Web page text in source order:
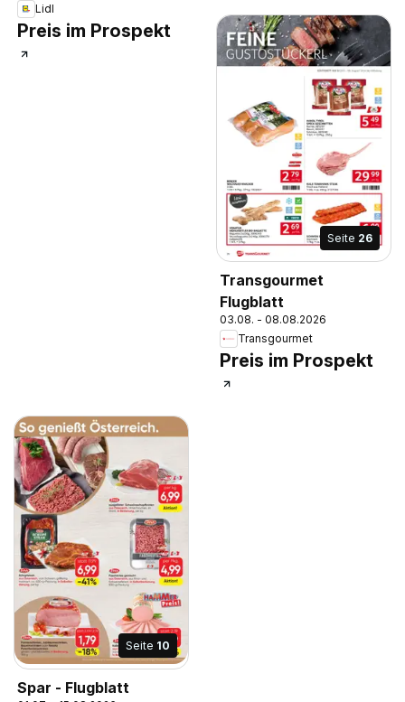
Lidl
Preis im Prospekt
Seite 26
Transgourmet
Flugblatt
03.08. - 08.08.2026
Transgourmet
Preis im Prospekt
Seite 10
Spar - Flugblatt